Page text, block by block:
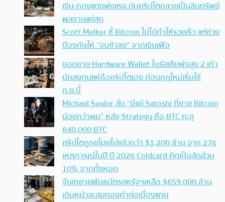
เงิน-ทองแดงพุ่งแรง ดันคริปโตกลายเป็นสินทรัพย์
ผลงานแย่สุด
Scott Melker ชี้ Bitcoin ไม่ได้ทำให้รวยเร็ว แต่ช่วย
ป้องกันให้ “จนช้าลง” จากเงินเฟ้อ
ยอดขาย Hardware Wallet ในรัสเซียพุ่งสูง 2 เท่า
นักลงทุนแห่ถือคริปโตเอง ก่อนกฎใหม่เริ่มใช้
ก.ย.นี้
Michael Saylor ลั่น “มีแค่ Satoshi ที่ขาย Bitcoin
น้อยกว่าผม” หลัง Strategy ถือ BTC ทะลุ
840,000 BTC
คริปโตถูกขโมยไปแล้วกว่า $1,200 ล้าน จาก 276
เหตุการณ์ในปี ปี 2026 Coldcard คิดเป็นสัดส่วน
10% จากทั้งหมด
จีนเทขายพันธบัตรสหรัฐฯเหลือ $659,000 ล้าน
เดินหน้าสะสมทองคำต่อเนื่องแทน